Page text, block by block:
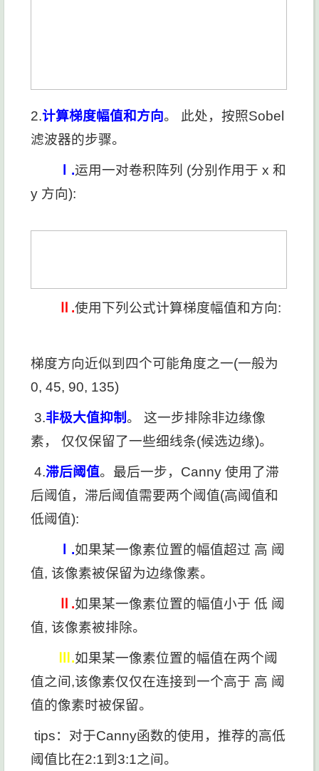
2.计算梯度幅值和方向。 此处，按照Sobel
滤波器的步骤。
Ⅰ.运用一对卷积阵列 (分别作用于 x 和
y 方向):
Ⅱ.使用下列公式计算梯度幅值和方向:
梯度方向近似到四个可能角度之一(一般为
0, 45, 90, 135)
3.非极大值抑制。 这一步排除非边缘像
素， 仅仅保留了一些细线条(候选边缘)。
4.滞后阈值。最后一步，Canny 使用了滞
后阈值，滞后阈值需要两个阈值(高阈值和
低阈值):
Ⅰ.如果某一像素位置的幅值超过 高 阈
值, 该像素被保留为边缘像素。
Ⅱ.如果某一像素位置的幅值小于 低 阈
值, 该像素被排除。
Ⅲ.如果某一像素位置的幅值在两个阈
值之间,该像素仅仅在连接到一个高于 高 阈
值的像素时被保留。
tips：对于Canny函数的使用，推荐的高低
阈值比在2:1到3:1之间。